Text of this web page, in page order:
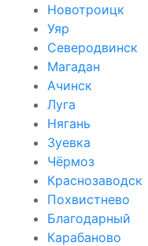
Новотроицк
Уяр
Северодвинск
Магадан
Ачинск
Луга
Нягань
Зуевка
Чёрмоз
Краснозаводск
Похвистнево
Благодарный
Карабаново